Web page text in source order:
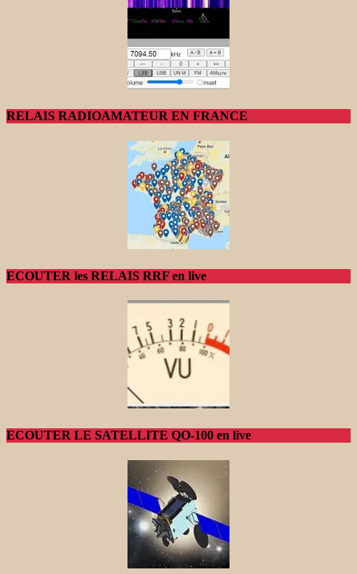
RELAIS RADIOAMATEUR EN FRANCE
ECOUTER les RELAIS RRF en live
ECOUTER LE SATELLITE QO-100 en live